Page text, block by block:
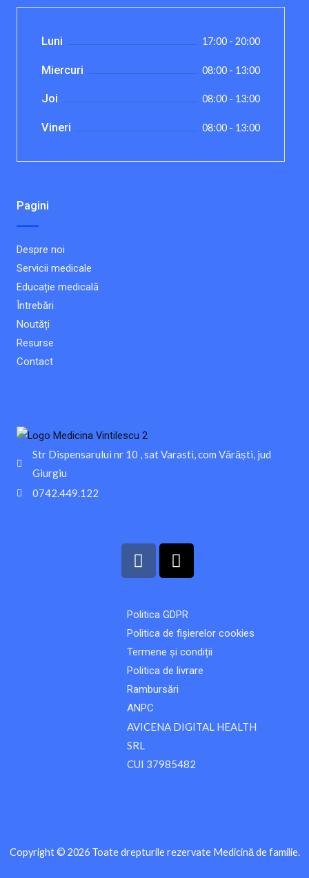
Str Dispensarului nr 10 , sat Varasti, com Vărăști, jud
Giurgiu
0742.449.122
F
a
b
o
o
k
T
i
o
k
Pagini
Despre noi
Servicii medicale
Educație medicală
Întrebări
Noutăți
Resurse
Contact
Luni 17:00 - 20:00
Miercuri 08:00 - 13:00
Joi 08:00 - 13:00
Vineri 08:00 - 13:00
Politica GDPR
Politica de fișierelor cookies
Termene și condiții
Politica de livrare
Rambursări
ANPC
AVICENA DIGITAL HEALTH
SRL
CUI 37985482
Copyright © 2026 Toate drepturile rezervate Medicină de familie.